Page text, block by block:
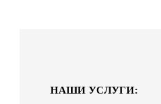
НАШИ УСЛУГИ: